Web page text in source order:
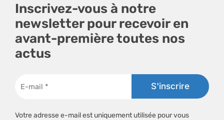
Inscrivez-vous à notre
newsletter pour recevoir en
avant-première toutes nos
actus
Votre adresse e-mail est uniquement utilisée pour vous